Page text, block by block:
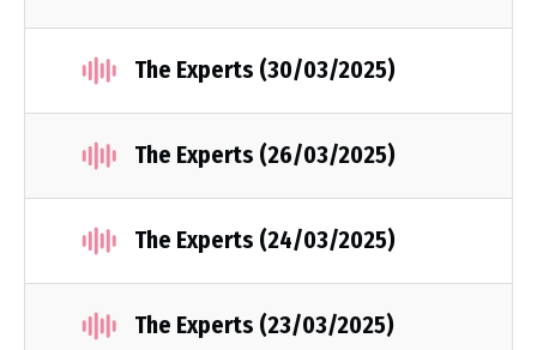
The Experts (30/03/2025)
The Experts (26/03/2025)
The Experts (24/03/2025)
The Experts (23/03/2025)